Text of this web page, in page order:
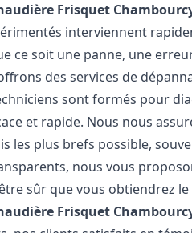
Frisquet
interviennent
ce soit une panne, une
des services de
sont formés pour
et rapide. Nous nous
les plus brefs possible,
nous vous
sûr que vous obtiendrez
Frisquet